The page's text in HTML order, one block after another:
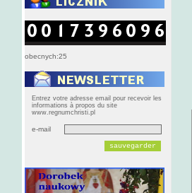
obecnych:25
Entrez votre adresse email pour recevoir les
informations à propos du site
www.regnumchristi.pl
e-mail